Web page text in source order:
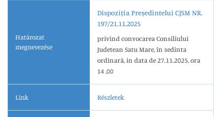
Határozat
megnevezése
Dispoziția Președintelui CJSM NR.
197/21.11.2025
privind convocarea Consiliului
Judetean Satu Mare, în sedinta
ordinară, in data de 27.11.2025, ora
14 ,00
Link Részletek